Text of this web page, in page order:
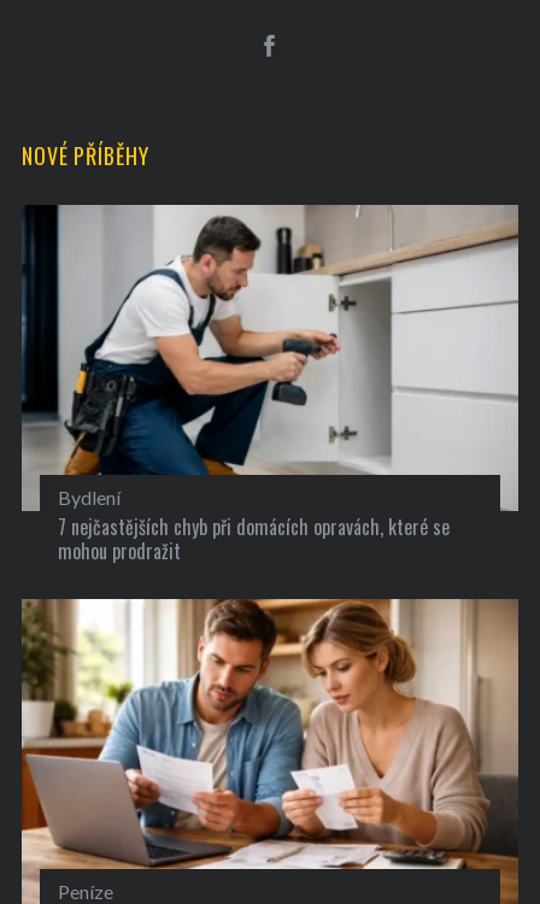
NOVÉ PŘÍBĚHY
Bydlení
7 nejčastějších chyb při domácích opravách, které se
mohou prodražit
Peníze
r
h